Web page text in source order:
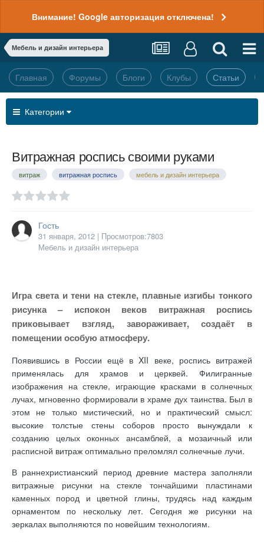
Внимание! Google авторизация отключена!
Мебель и дизайн интерьера
Главная Форумы Блоги Клубы Статьи
Категории
Витражная роспись своими руками
витраж витражная роспись мебель и дизайн интерьера
Гость
31 января, 2012 | Просмотров:7803
Мебель и дизайн интерьера
Игра света и тени на стекле, плавные изгибы тонкого
рисунка – испокон веков витражная роспись
приковывает взгляд, завораживает, создаёт в
помещении особую атмосферу.
Появившись в России ещё в XII веке, роспись витражей
применялась для храмов и церквей. Филигранные
изображения на стекле, играющие красками в солнечных
лучах, мгновенно формировали в храме дух таинства. Был в
этом не только мистический, но и практический смысл:
высокие толстые стены соборов просто вынуждали к
созданию целых оконных ансамблей, а мозаичный или
расписной витраж оптимально преломлял солнечные лучи.
В раннехристианский период древние мастера заполняли
витражные рисунки на стекле тончайшими пластинами
каменных пород и цветной глины, трудясь над каждым
орнаментом по нескольку лет. Сегодня же рисунки на
зеркалах выполняются по новейшим технологиям.